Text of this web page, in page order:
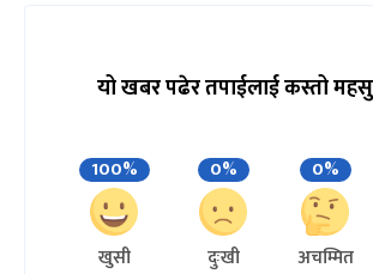
यो खबर पढेर तपाईलाई कस्तो
100%
खुसी
0%
दुःखी
0%
अचम्मित